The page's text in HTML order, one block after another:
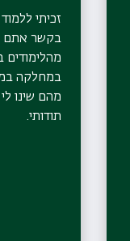
זכיתי
בקשר אתם
במחלקה
מהם שינו
תודותי.